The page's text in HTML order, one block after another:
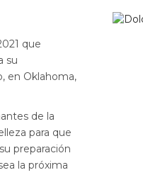
que
su
en Oklahoma,
de la
para que
preparación
la próxima